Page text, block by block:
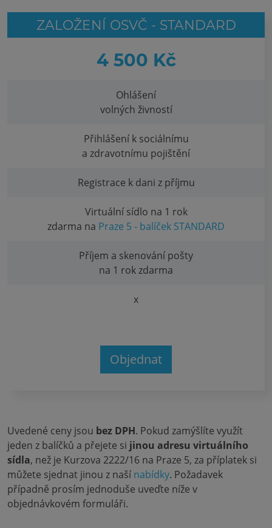
ZALOŽENÍ OSVČ - STANDARD
4 500 Kč
Ohlášení
volných živností
Přihlášení k sociálnímu
a zdravotnímu pojištění
Registrace k dani z příjmu
Virtuální sídlo na 1 rok
zdarma na Praze 5 - balíček STANDARD
Příjem a skenování pošty
na 1 rok zdarma
x
Objednat
Uvedené ceny jsou bez DPH. Pokud zamýšlíte využít
jeden z balíčků a přejete si jinou adresu virtuálního
sídla, než je Kurzova 2222/16 na Praze 5, za příplatek si
můžete sjednat jinou z naší nabídky. Požadavek
případně prosím jednoduše uveďte níže v
objednávkovém formuláři.